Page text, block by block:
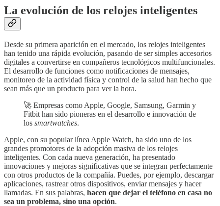
La evolución de los relojes inteligentes
Desde su primera aparición en el mercado, los relojes inteligentes
han tenido una rápida evolución, pasando de ser simples accesorios
digitales a convertirse en compañeros tecnológicos multifuncionales.
El desarrollo de funciones como notificaciones de mensajes,
monitoreo de la actividad física y control de la salud han hecho que
sean más que un producto para ver la hora.
🚀 Empresas como Apple, Google, Samsung, Garmin y
Fitbit han sido pioneras en el desarrollo e innovación de
los smartwatches.
Apple, con su popular línea Apple Watch, ha sido uno de los
grandes promotores de la adopción masiva de los relojes
inteligentes. Con cada nueva generación, ha presentado
innovaciones y mejoras significativas que se integran perfectamente
con otros productos de la compañía. Puedes, por ejemplo, descargar
aplicaciones, rastrear otros dispositivos, enviar mensajes y hacer
llamadas. En sus palabras, hacen que dejar el teléfono en casa no
sea un problema, sino una opción.